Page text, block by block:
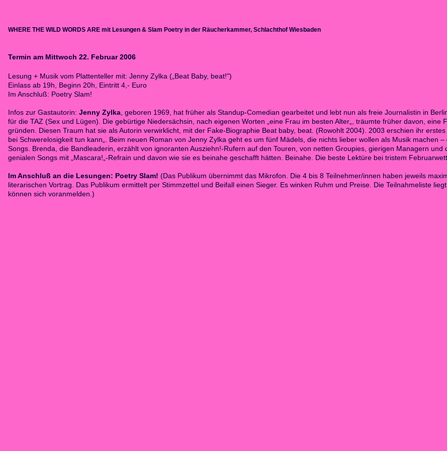
WHERE THE WILD WORDS ARE mit Lesungen & Slam Poetry in der Räucherkammer, Schlachthof Wiesbaden
Termin am Mittwoch 22. Februar 2006
Lesung + Musik vom Plattenteller mit: Jenny Zylka („Beat Baby, beat!")
Einlass ab 19h, Beginn 20h, Eintritt 4,- Euro
Im Anschluß: Poetry Slam!
Infos zur Gastautorin: Jenny Zylka , geboren 1969, hat früher als Standup-Comedian gearbeitet und lebt nun als freie Journalistin in
für die TAZ (Sex und Lügen). Die gebürtige Niedersächsin, nach eigenen Worten „eine Frau im besten Alter„, träumte früher davon, eine
gründen. Diesen Traum hat sie als Autorin verwirklicht, mit der Fake-Biographie Beat baby, beat. (Rowohlt 2004). 2003 erschien ihr
bei Schwerelosigkeit tun kann„. Beim neuen Roman von Jenny Zylka geht es um fünf Mädels, die nichts lieber wollen als Musik machen
Songs. Brenda, die Bandleaderin, erzählt von ignoranten Ausziehn!-Rufern auf den Touren, von netten Groupies, gierigen Managern und
genialen Songs mit „Mascara!„-Refrain und davon wie sie es beinahe geschafft hätten. Beinahe. Die beste Lektüre bei tristem
Im Anschluß an die Lesungen: Poetry Slam! (Das Publikum übernimmt das Mikrofon. Die 4 bis 8 Teilnehmer/innen haben jeweils
literarischen Vortrag. Das Publikum ermittelt per Stimmzettel und Beifall einen Sieger. Es winken Ruhm und Preise. Die Teilnahmeliste
können sich voranmelden. )